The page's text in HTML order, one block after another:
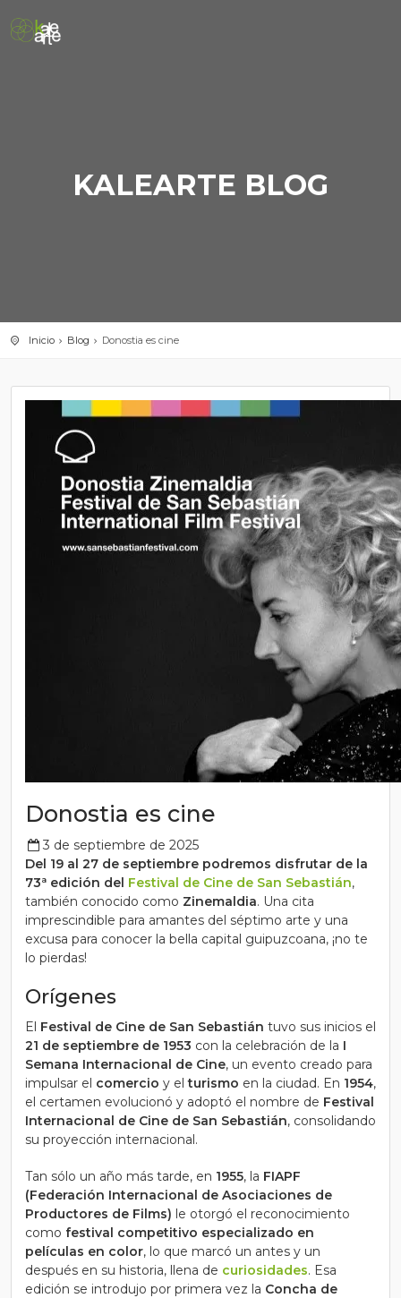
KALEARTE BLOG
Inicio Blog Donostia es cine
Donostia es cine
3 de septiembre de 2025
Del 19 al 27 de septiembre podremos disfrutar de la
73ª edición del Festival de Cine de San Sebastián,
también conocido como Zinemaldia. Una cita
imprescindible para amantes del séptimo arte y una
excusa para conocer la bella capital guipuzcoana, ¡no te
lo pierdas!
Orígenes
El Festival de Cine de San Sebastián tuvo sus inicios el
21 de septiembre de 1953 con la celebración de la I
Semana Internacional de Cine, un evento creado para
impulsar el comercio y elturismo en la ciudad. En 1954,
el certamen evolucionó y adoptó el nombre de Festival
Internacional de Cine de San Sebastián, consolidando
su proyección internacional.
Tan sólo un año más tarde, en 1955, la FIAPF
(Federación Internacional de Asociaciones de
Productores de Films) le otorgó el reconocimiento
como festival competitivo especializado en
películas en color, lo que marcó un antes y un
después en su historia, llena de curiosidades. Esa
edición se introdujo por primera vez la Concha de